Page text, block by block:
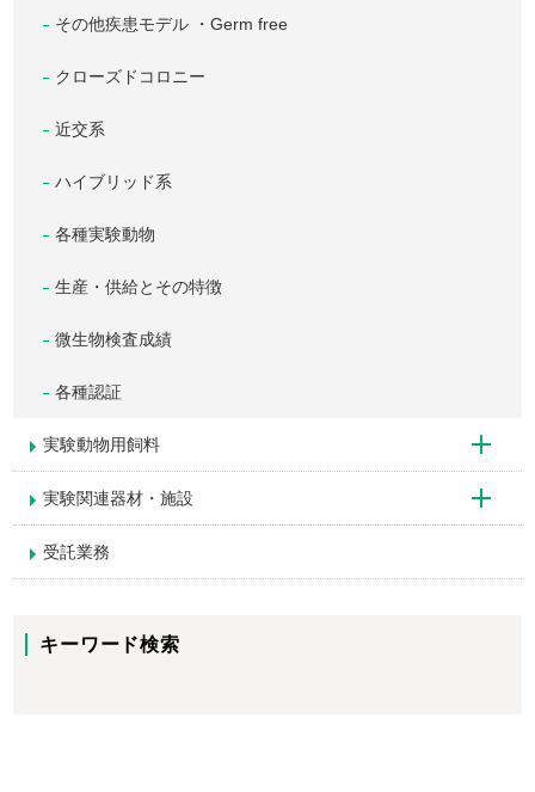
その他疾患モデル ・Germ free
クローズドコロニー
近交系
ハイブリッド系
各種実験動物
生産・供給とその特徴
微生物検査成績
各種認証
実験動物用飼料
実験関連器材・施設
受託業務
キーワード検索